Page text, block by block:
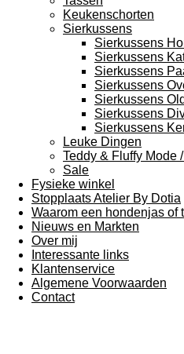
Keukenschorten
Sierkussens
Sierkussens
Sierkussens
Sierkussens
Sierkussens
Sierkussens
Sierkussens
Sierkussens
Leuke Dingen
Teddy & Fluffy Mode
Sale
Fysieke winkel
Stopplaats Atelier By Dotia
Waarom een hondenjas of
Nieuws en Markten
Over mij
Interessante links
Klantenservice
Algemene Voorwaarden
Contact